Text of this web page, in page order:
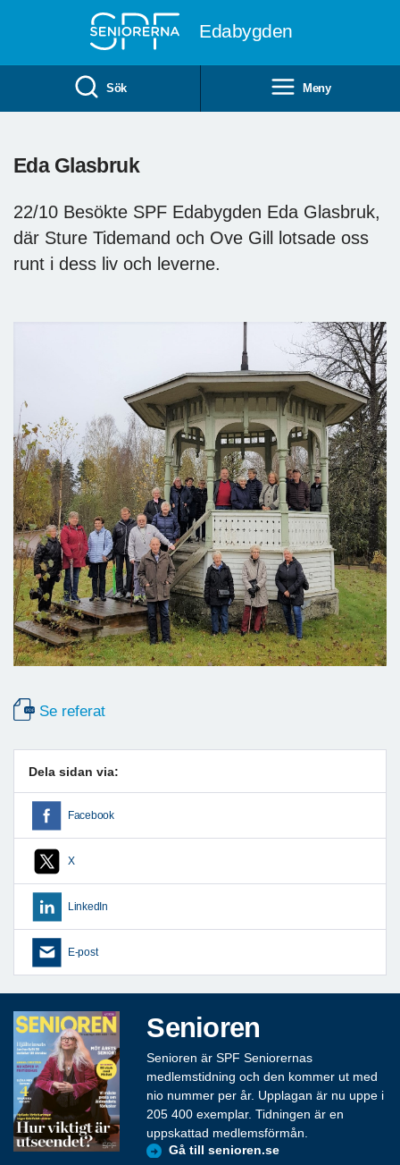
Edabygden
Sök Meny
Eda Glasbruk
22/10 Besökte SPF Edabygden Eda Glasbruk,
där Sture Tidemand och Ove Gill lotsade oss
runt i dess liv och leverne.
Se referat
Dela sidan via:
Facebook
X
LinkedIn
E-post
Senioren
Senioren är SPF Seniorernas
medlemstidning och den kommer ut med
nio nummer per år. Upplagan är nu uppe i
205 400 exemplar. Tidningen är en
uppskattad medlemsförmån.
Gå till senioren.se